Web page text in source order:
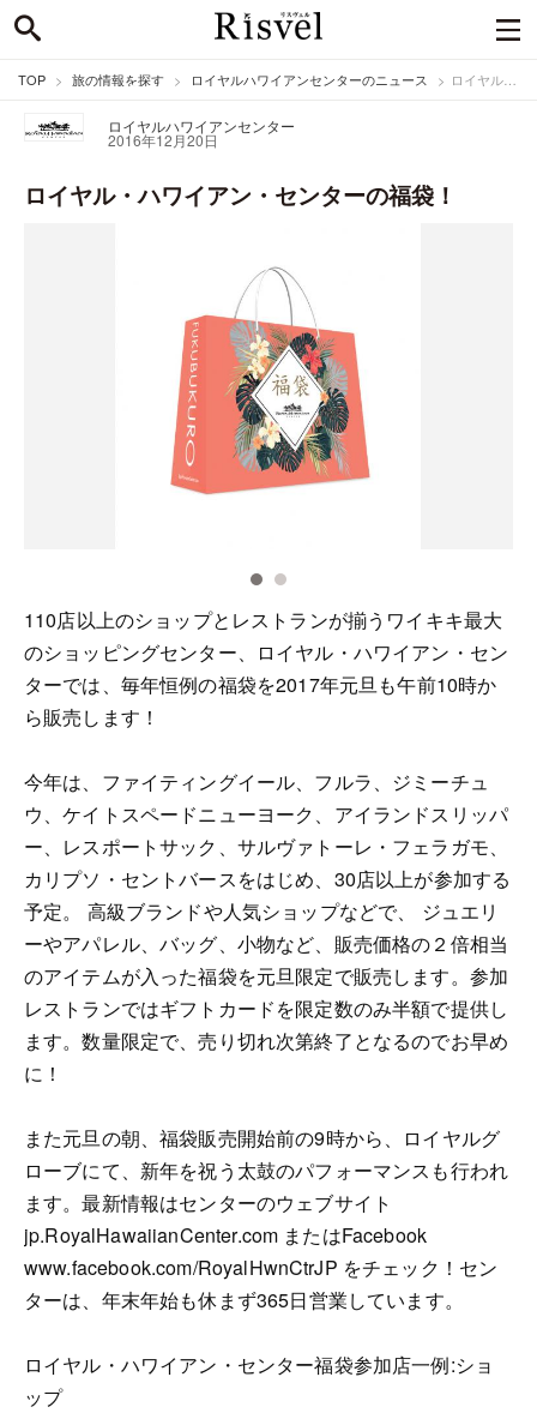
TOP 旅の情報を探す ロイヤルハワイアンセンターのニュース ロイヤル・ハワイアン・センターの福袋！
ロイヤルハワイアンセンター
2016年12月20日
ロイヤル・ハワイアン・センターの福袋！
110店以上のショップとレストランが揃うワイキキ最大
のショッピングセンター、ロイヤル・ハワイアン・セン
ターでは、毎年恒例の福袋を2017年元旦も午前10時か
ら販売します！
今年は、ファイティングイール、フルラ、ジミーチュ
ウ、ケイトスペードニューヨーク、アイランドスリッパ
ー、レスポートサック、サルヴァトーレ・フェラガモ、
カリプソ・セントバースをはじめ、30店以上が参加する
予定。 高級ブランドや人気ショップなどで、 ジュエリ
ーやアパレル、バッグ、小物など、販売価格の２倍相当
のアイテムが入った福袋を元旦限定で販売します。参加
レストランではギフトカードを限定数のみ半額で提供し
ます。数量限定で、売り切れ次第終了となるのでお早め
に！
また元旦の朝、福袋販売開始前の9時から、ロイヤルグ
ローブにて、新年を祝う太鼓のパフォーマンスも行われ
ます。最新情報はセンターのウェブサイト
jp.RoyalHawaiianCenter.com またはFacebook
www.facebook.com/RoyalHwnCtrJP をチェック！セン
ターは、年末年始も休まず365日営業しています。
ロイヤル・ハワイアン・センター福袋参加店一例:ショ
ップ